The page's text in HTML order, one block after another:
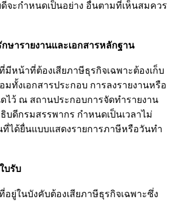
ดีจะกำหนดเป็นอย่าง อื่นตามที่เห็นสมควร
ษารายงานและเอกสารหลักฐาน
น้าที่ต้องเสียภาษีธุรกิจเฉพาะต้องเก็บ
มทั้งเอกสารประกอบ การลงรายงานหรือ
ไว้ ณ สถานประกอบการจัดทำรายงาน
ดีกรมสรรพากร กำหนดเป็นเวลาไม่
ที่ได้ยื่นแบบแสดงรายการภาษีหรือวันทำ
บรับ
ในบังคับต้องเสียภาษีธุรกิจเฉพาะซึ่ง